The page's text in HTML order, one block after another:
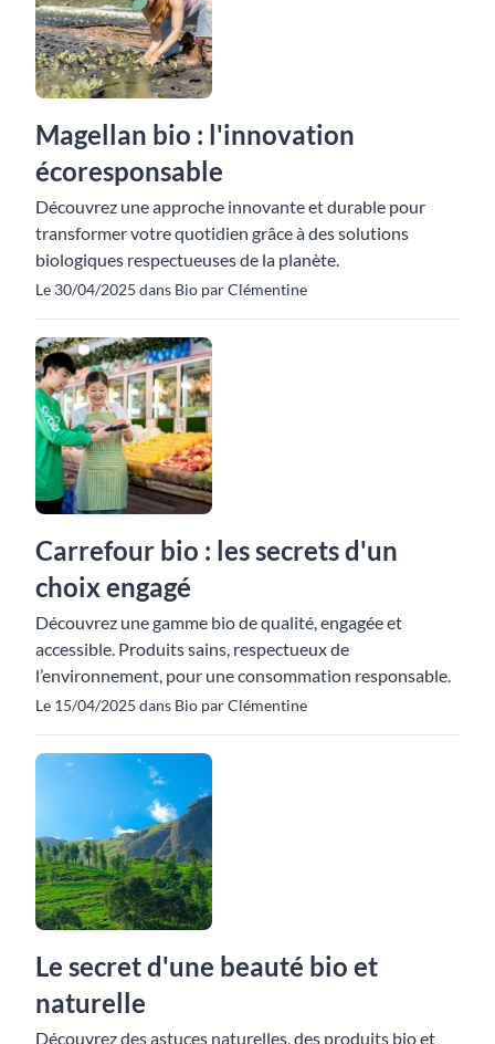
Magellan bio : l'innovation
écoresponsable
Découvrez une approche innovante et durable pour
transformer votre quotidien grâce à des solutions
biologiques respectueuses de la planète.
Le 30/04/2025 dans Bio par Clémentine
Carrefour bio : les secrets d'un
choix engagé
Découvrez une gamme bio de qualité, engagée et
accessible. Produits sains, respectueux de
l’environnement, pour une consommation responsable.
Le 15/04/2025 dans Bio par Clémentine
Le secret d'une beauté bio et
naturelle
Découvrez des astuces naturelles, des produits bio et